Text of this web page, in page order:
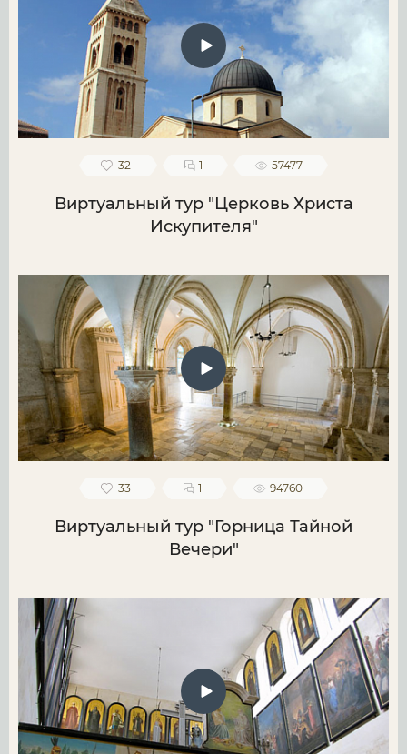
32 1 57477
Виртуальный тур "Церковь Христа
Искупителя"
33 1 94760
Виртуальный тур "Горница Тайной
Вечери"